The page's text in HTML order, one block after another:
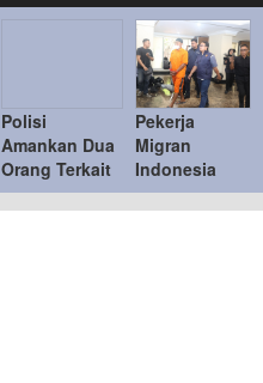
Polisi
Amankan Dua
Orang Terkait
Bentrokan di
Menteng
Pekerja
Migran
Indonesia
Jadi Korban
TPPO,